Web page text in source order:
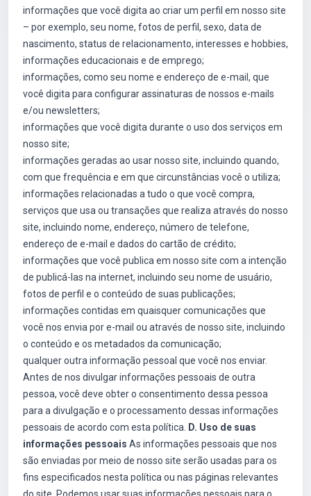
informações que você digita ao criar um perfil em nosso site
– por exemplo, seu nome, fotos de perfil, sexo, data de
nascimento, status de relacionamento, interesses e hobbies,
informações educacionais e de emprego;
informações, como seu nome e endereço de e-mail, que
você digita para configurar assinaturas de nossos e-mails
e/ou newsletters;
informações que você digita durante o uso dos serviços em
nosso site;
informações geradas ao usar nosso site, incluindo quando,
com que frequência e em que circunstâncias você o utiliza;
informações relacionadas a tudo o que você compra,
serviços que usa ou transações que realiza através do nosso
site, incluindo nome, endereço, número de telefone,
endereço de e-mail e dados do cartão de crédito;
informações que você publica em nosso site com a intenção
de publicá-las na internet, incluindo seu nome de usuário,
fotos de perfil e o conteúdo de suas publicações;
informações contidas em quaisquer comunicações que
você nos envia por e-mail ou através de nosso site, incluindo
o conteúdo e os metadados da comunicação;
qualquer outra informação pessoal que você nos enviar.
Antes de nos divulgar informações pessoais de outra
pessoa, você deve obter o consentimento dessa pessoa
para a divulgação e o processamento dessas informações
pessoais de acordo com esta política.
D. Uso de suas
informações pessoais As informações pessoais que nos
são enviadas por meio de nosso site serão usadas para os
fins especificados nesta política ou nas páginas relevantes